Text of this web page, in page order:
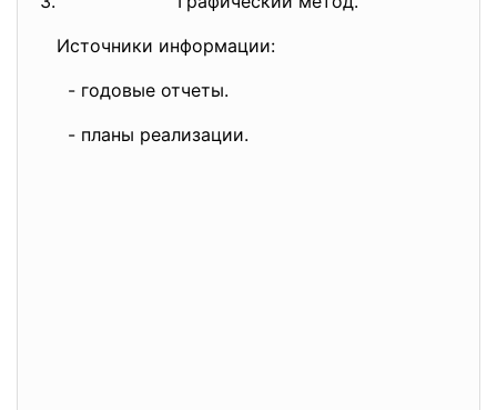
Источники информации:
- годовые отчеты.
- планы реализации.